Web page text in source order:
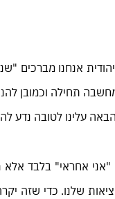
אנחנו מברכים
תחילה וכמובן
עלינו לטובה נדע
אחראי" בלבד אלא
שלנו. כדי שזה